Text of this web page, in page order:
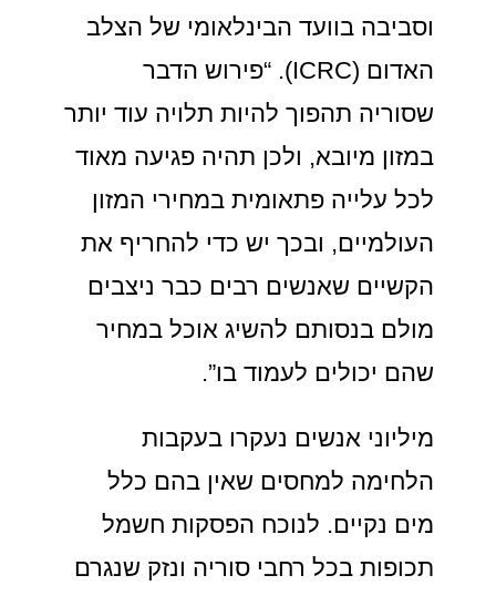
וסביבה בוועד הבינלאומי של הצלב
האדום (ICRC). “פירוש הדבר
שסוריה תהפוך להיות תלויה עוד יותר
במזון מיובא, ולכן תהיה פגיעה מאוד
לכל עלייה פתאומית במחירי המזון
העולמיים, ובכך יש כדי להחריף את
הקשיים שאנשים רבים כבר ניצבים
מולם בנסותם להשיג אוכל במחיר
שהם יכולים לעמוד בו”.
מיליוני אנשים נעקרו בעקבות
הלחימה למחסים שאין בהם כלל
מים נקיים. לנוכח הפסקות חשמל
תכופות בכל רחבי סוריה ונזק שנגרם